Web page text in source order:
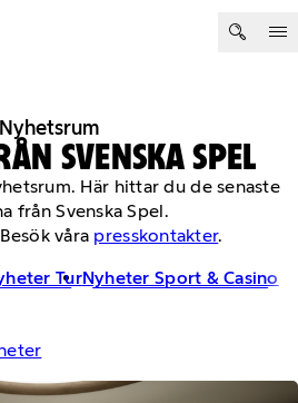
Nyhetsrum
SVENSKA SPEL
Här hittar du de senaste
från Svenska Spel.
våra presskontakter.
TurNyheter Sport & Casino